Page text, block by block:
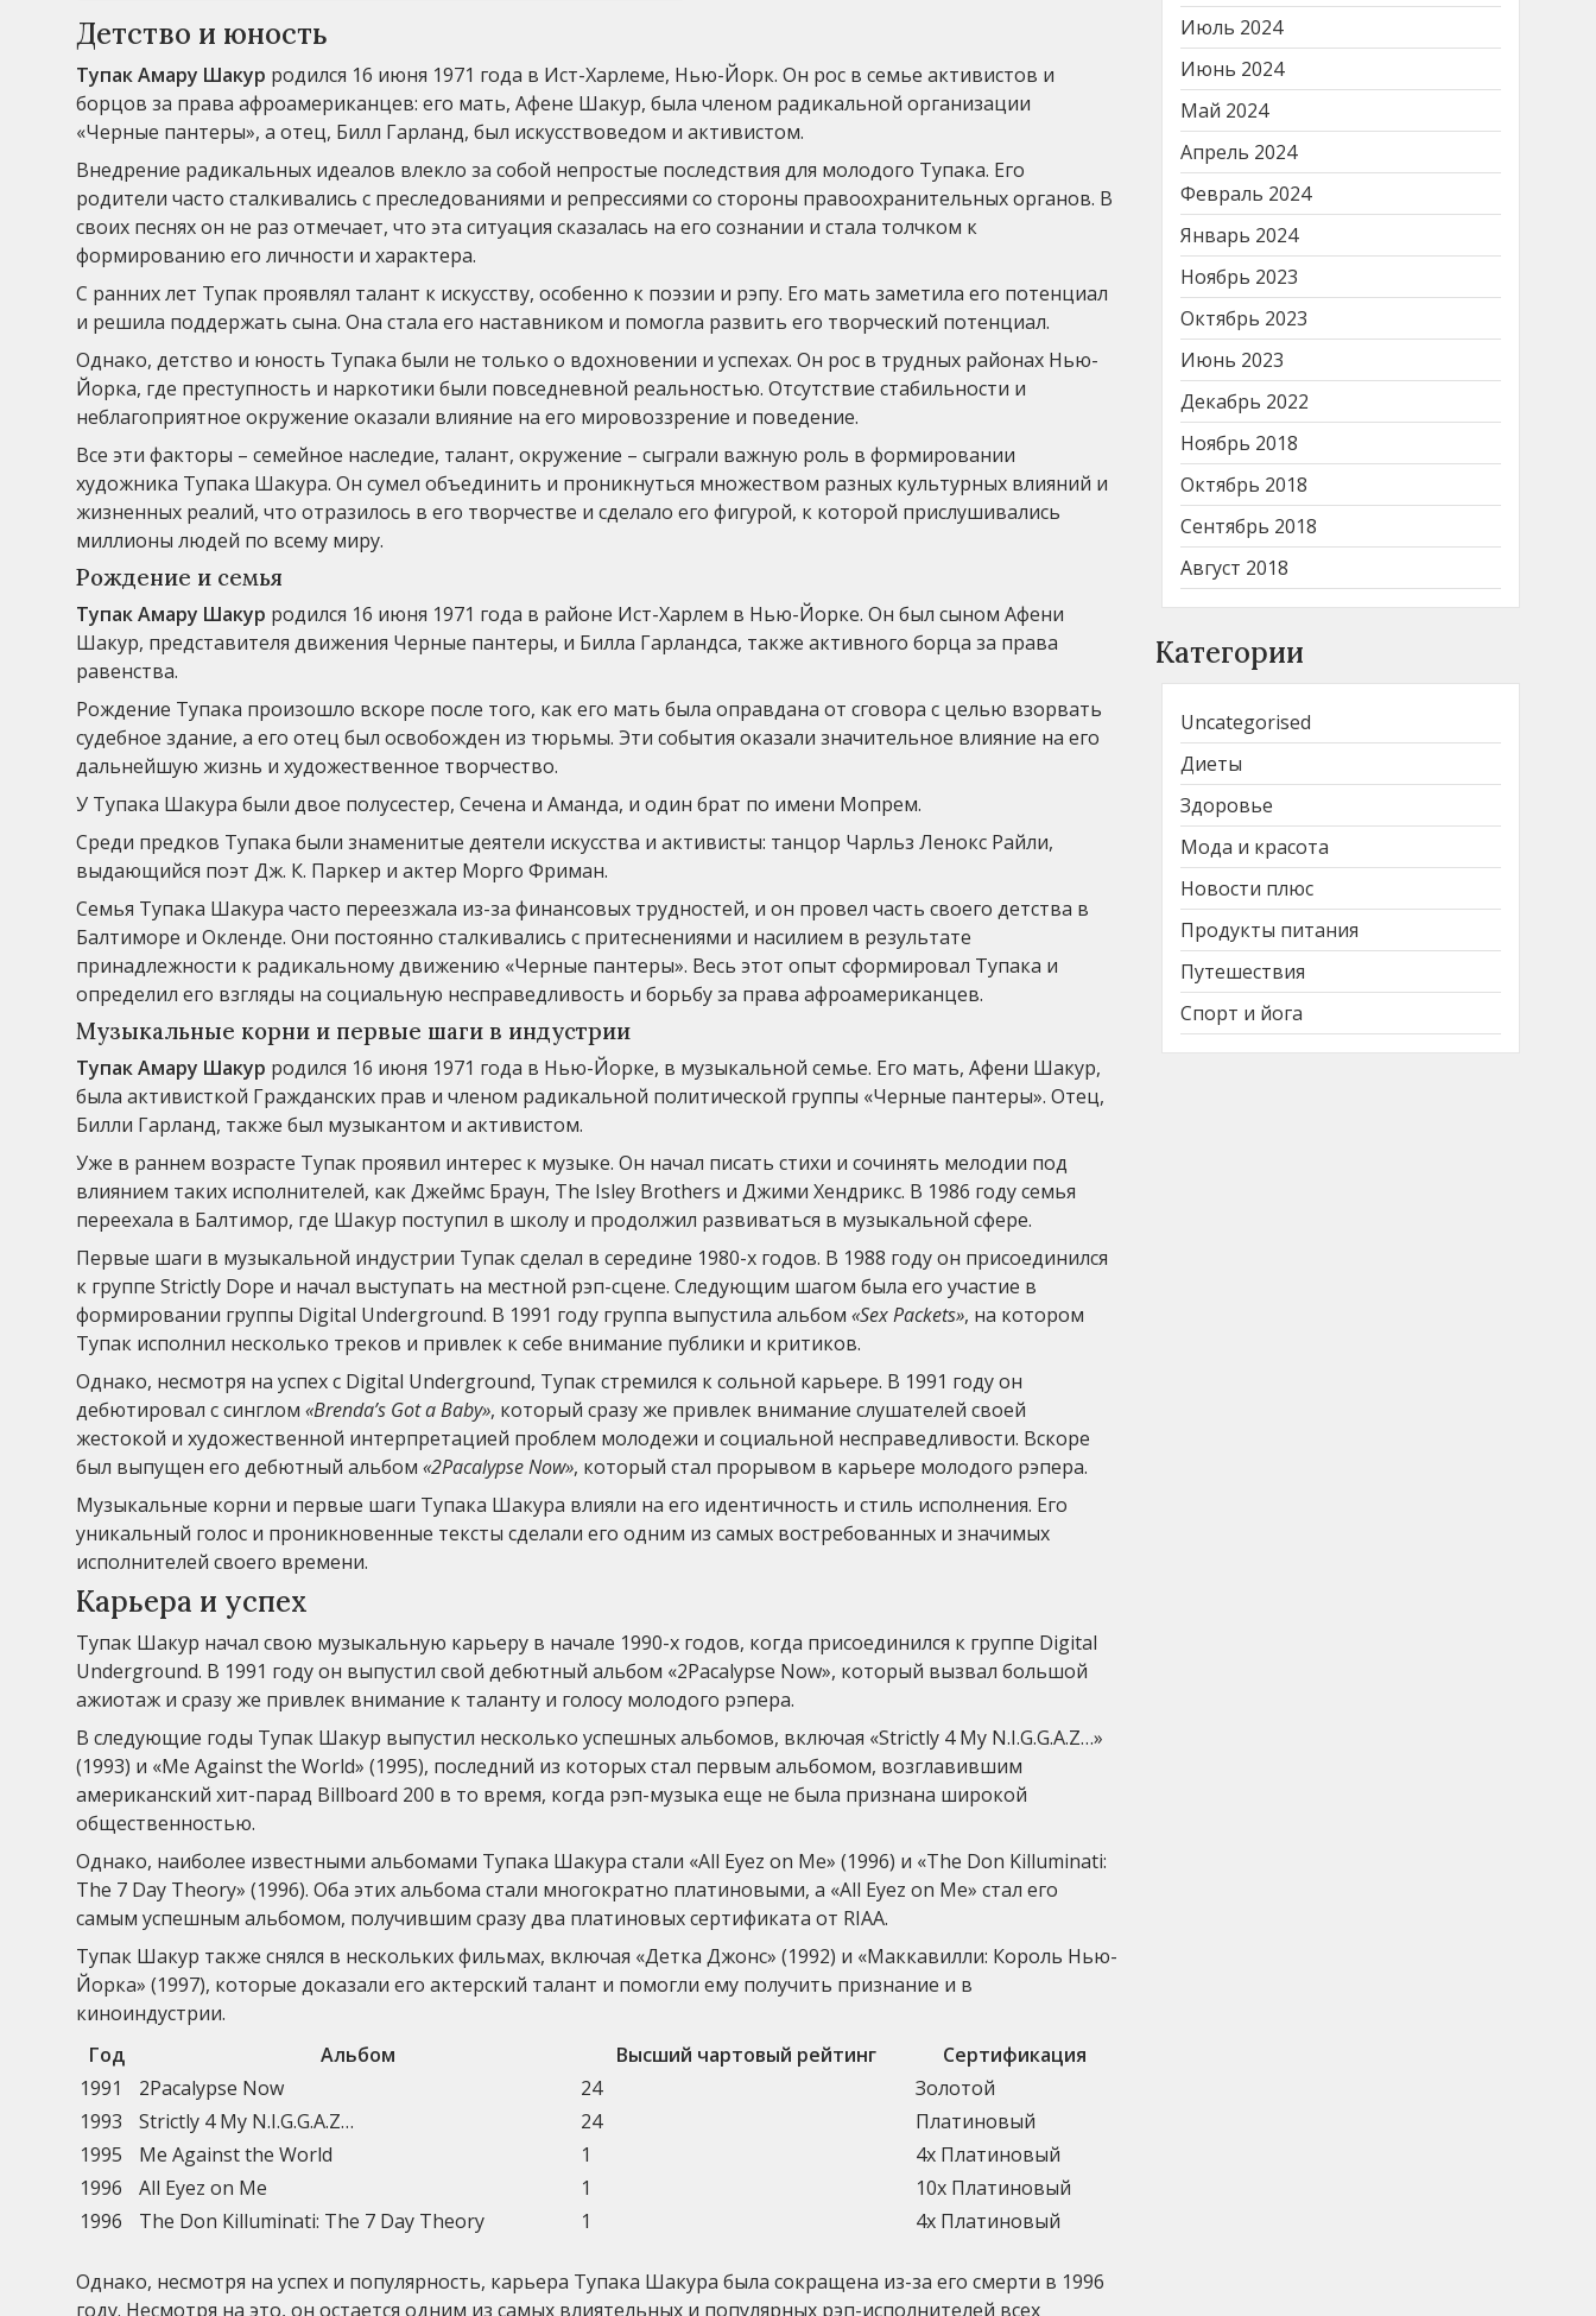
Детство и юность
Тупак Амару Шакур родился 16 июня 1971 года в Ист-Харлеме, Нью-Йорк. Он рос в семье активистов и
борцов за права афроамериканцев: его мать, Афене Шакур, была членом радикальной организации
«Черные пантеры», а отец, Билл Гарланд, был искусствоведом и активистом.
Внедрение радикальных идеалов влекло за собой непростые последствия для молодого Тупака. Его
родители часто сталкивались с преследованиями и репрессиями со стороны правоохранительных органов. В
своих песнях он не раз отмечает, что эта ситуация сказалась на его сознании и стала толчком к
формированию его личности и характера.
С ранних лет Тупак проявлял талант к искусству, особенно к поэзии и рэпу. Его мать заметила его потенциал
и решила поддержать сына. Она стала его наставником и помогла развить его творческий потенциал.
Однако, детство и юность Тупака были не только о вдохновении и успехах. Он рос в трудных районах Нью-
Йорка, где преступность и наркотики были повседневной реальностью. Отсутствие стабильности и
неблагоприятное окружение оказали влияние на его мировоззрение и поведение.
Все эти факторы – семейное наследие, талант, окружение – сыграли важную роль в формировании
художника Тупака Шакура. Он сумел объединить и проникнуться множеством разных культурных влияний и
жизненных реалий, что отразилось в его творчестве и сделало его фигурой, к которой прислушивались
миллионы людей по всему миру.
Рождение и семья
Тупак Амару Шакур родился 16 июня 1971 года в районе Ист-Харлем в Нью-Йорке. Он был сыном Афени
Шакур, представителя движения Черные пантеры, и Билла Гарландса, также активного борца за права
равенства.
Рождение Тупака произошло вскоре после того, как его мать была оправдана от сговора с целью взорвать
судебное здание, а его отец был освобожден из тюрьмы. Эти события оказали значительное влияние на его
дальнейшую жизнь и художественное творчество.
У Тупака Шакура были двое полусестер, Сечена и Аманда, и один брат по имени Мопрем.
Среди предков Тупака были знаменитые деятели искусства и активисты: танцор Чарльз Ленокс Райли,
выдающийся поэт Дж. К. Паркер и актер Морго Фриман.
Семья Тупака Шакура часто переезжала из-за финансовых трудностей, и он провел часть своего детства в
Балтиморе и Окленде. Они постоянно сталкивались с притеснениями и насилием в результате
принадлежности к радикальному движению «Черные пантеры». Весь этот опыт сформировал Тупака и
определил его взгляды на социальную несправедливость и борьбу за права афроамериканцев.
Музыкальные корни и первые шаги в индустрии
Тупак Амару Шакур родился 16 июня 1971 года в Нью-Йорке, в музыкальной семье. Его мать, Афени Шакур,
была активисткой Гражданских прав и членом радикальной политической группы «Черные пантеры». Отец,
Билли Гарланд, также был музыкантом и активистом.
Уже в раннем возрасте Тупак проявил интерес к музыке. Он начал писать стихи и сочинять мелодии под
влиянием таких исполнителей, как Джеймс Браун, The Isley Brothers и Джими Хендрикс. В 1986 году семья
переехала в Балтимор, где Шакур поступил в школу и продолжил развиваться в музыкальной сфере.
Первые шаги в музыкальной индустрии Тупак сделал в середине 1980-х годов. В 1988 году он присоединился
к группе Strictly Dope и начал выступать на местной рэп-сцене. Следующим шагом была его участие в
формировании группы Digital Underground. В 1991 году группа выпустила альбом «Sex Packets», на котором
Тупак исполнил несколько треков и привлек к себе внимание публики и критиков.
Однако, несмотря на успех с Digital Underground, Тупак стремился к сольной карьере. В 1991 году он
дебютировал с синглом «Brenda’s Got a Baby», который сразу же привлек внимание слушателей своей
жестокой и художественной интерпретацией проблем молодежи и социальной несправедливости. Вскоре
был выпущен его дебютный альбом «2Pacalypse Now», который стал прорывом в карьере молодого рэпера.
Музыкальные корни и первые шаги Тупака Шакура влияли на его идентичность и стиль исполнения. Его
уникальный голос и проникновенные тексты сделали его одним из самых востребованных и значимых
исполнителей своего времени.
Карьера и успех
Тупак Шакур начал свою музыкальную карьеру в начале 1990-х годов, когда присоединился к группе Digital
Underground. В 1991 году он выпустил свой дебютный альбом «2Pacalypse Now», который вызвал большой
ажиотаж и сразу же привлек внимание к таланту и голосу молодого рэпера.
В следующие годы Тупак Шакур выпустил несколько успешных альбомов, включая «Strictly 4 My N.I.G.G.A.Z…»
(1993) и «Me Against the World» (1995), последний из которых стал первым альбомом, возглавившим
американский хит-парад Billboard 200 в то время, когда рэп-музыка еще не была признана широкой
общественностью.
Однако, наиболее известными альбомами Тупака Шакура стали «All Eyez on Me» (1996) и «The Don Killuminati:
The 7 Day Theory» (1996). Оба этих альбома стали многократно платиновыми, а «All Eyez on Me» стал его
самым успешным альбомом, получившим сразу два платиновых сертификата от RIAA.
Тупак Шакур также снялся в нескольких фильмах, включая «Детка Джонс» (1992) и «Маккавилли: Король Нью-
Йорка» (1997), которые доказали его актерский талант и помогли ему получить признание и в
киноиндустрии.
Год
Альбом Высший чартовый рейтинг
Сертификация
1991
2Pacalypse Now 24
Золотой
1993
Strictly 4 My N.I.G.G.A.Z… 24
Платиновый
1995
Me Against the World 1
4x Платиновый
1996
All Eyez on Me 1
10x Платиновый
1996
The Don Killuminati: The 7 Day Theory 1 4x Платиновый
Однако, несмотря на успех и популярность, карьера Тупака Шакура была сокращена из-за его смерти в 1996
году. Несмотря на это, он остается одним из самых влиятельных и популярных рэп-исполнителей всех
Июль 2024
Июнь 2024
Май 2024
Апрель 2024
Февраль 2024
Январь 2024
Ноябрь 2023
Октябрь 2023
Июнь 2023
Декабрь 2022
Ноябрь 2018
Октябрь 2018
Сентябрь 2018
Август 2018
Категории
Uncategorised
Диеты
Здоровье
Мода и красота
Новости плюс
Продукты питания
Путешествия
Спорт и йога